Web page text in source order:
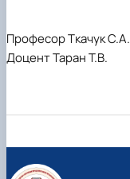
Професор Ткачук С.А.
Доцент Таран Т.В.